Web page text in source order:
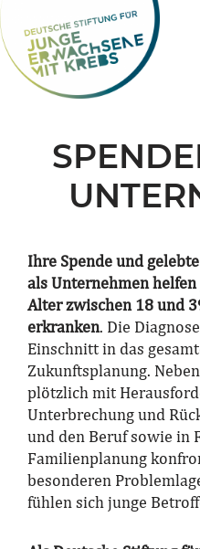
Zum
Inhalt
springen
Ihre Spende und
als Unternehmen
Alter zwischen 18 und
erkranken. Die
Einschnitt in das
Zukunftsplanung.
plötzlich mit
Unterbrechung und
und den Beruf sowie in
Familienplanung
besonderen
fühlen sich junge